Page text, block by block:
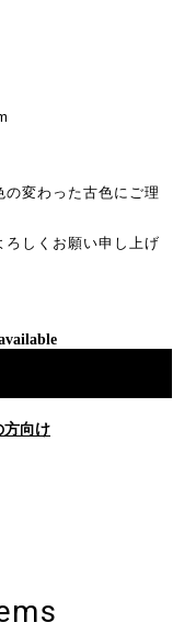
変わった古色にご理
ろしくお願い申し上げ
方向け